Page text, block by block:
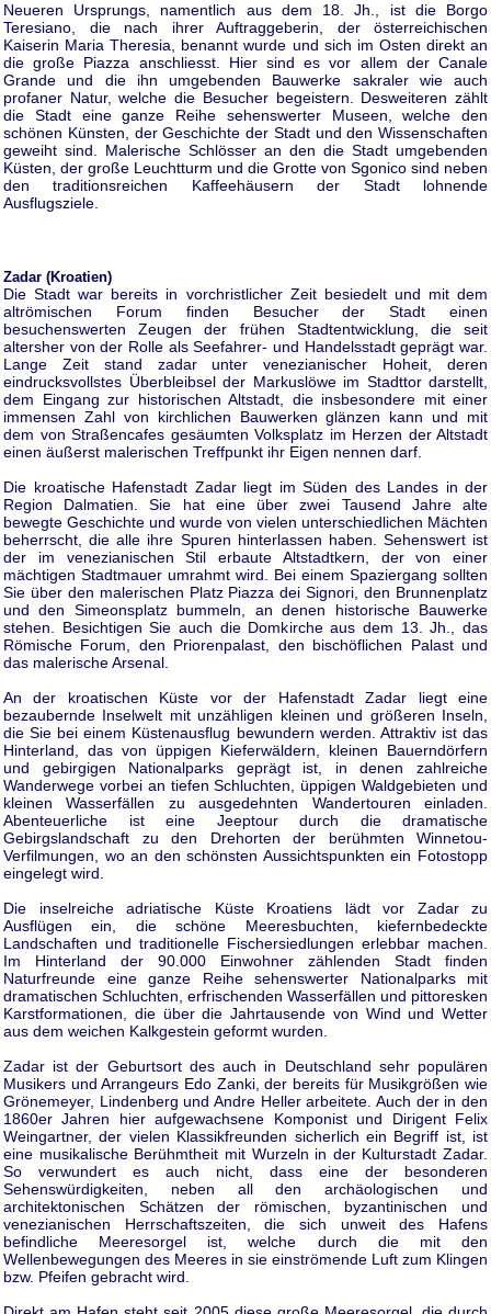
Neueren Ursprungs, namentlich aus dem 18. Jh., ist die Borgo
Teresiano, die nach ihrer Auftraggeberin, der österreichischen
Kaiserin Maria Theresia, benannt wurde und sich im Osten direkt an
die große Piazza anschliesst. Hier sind es vor allem der Canale
Grande und die ihn umgebenden Bauwerke sakraler wie auch
profaner Natur, welche die Besucher begeistern. Desweiteren zählt
die Stadt eine ganze Reihe sehenswerter Museen, welche den
schönen Künsten, der Geschichte der Stadt und den Wissenschaften
geweiht sind. Malerische Schlösser an den die Stadt umgebenden
Küsten, der große Leuchtturm und die Grotte von Sgonico sind neben
den traditionsreichen Kaffeehäusern der Stadt lohnende
Ausflugsziele.
Zadar (Kroatien)
Die Stadt war bereits in vorchristlicher Zeit besiedelt und mit dem
altrömischen Forum finden Besucher der Stadt einen
besuchenswerten Zeugen der frühen Stadtentwicklung, die seit
altersher von der Rolle als Seefahrer- und Handelsstadt geprägt war.
Lange Zeit stand zadar unter venezianischer Hoheit, deren
eindrucksvollstes Überbleibsel der Markuslöwe im Stadttor darstellt,
dem Eingang zur historischen Altstadt, die insbesondere mit einer
immensen Zahl von kirchlichen Bauwerken glänzen kann und mit
dem von Straßencafes gesäumten Volksplatz im Herzen der Altstadt
einen äußerst malerischen Treffpunkt ihr Eigen nennen darf.
Die kroatische Hafenstadt Zadar liegt im Süden des Landes in der
Region Dalmatien. Sie hat eine über zwei Tausend Jahre alte
bewegte Geschichte und wurde von vielen unterschiedlichen Mächten
beherrscht, die alle ihre Spuren hinterlassen haben. Sehenswert ist
der im venezianischen Stil erbaute Altstadtkern, der von einer
mächtigen Stadtmauer umrahmt wird. Bei einem Spaziergang sollten
Sie über den malerischen Platz Piazza dei Signori, den Brunnenplatz
und den Simeonsplatz bummeln, an denen historische Bauwerke
stehen. Besichtigen Sie auch die Domkirche aus dem 13. Jh., das
Römische Forum, den Priorenpalast, den bischöflichen Palast und
das malerische Arsenal.
An der kroatischen Küste vor der Hafenstadt Zadar liegt eine
bezaubernde Inselwelt mit unzähligen kleinen und größeren Inseln,
die Sie bei einem Küstenausflug bewundern werden. Attraktiv ist das
Hinterland, das von üppigen Kieferwäldern, kleinen Bauerndörfern
und gebirgigen Nationalparks geprägt ist, in denen zahlreiche
Wanderwege vorbei an tiefen Schluchten, üppigen Waldgebieten und
kleinen Wasserfällen zu ausgedehnten Wandertouren einladen.
Abenteuerliche ist eine Jeeptour durch die dramatische
Gebirgslandschaft zu den Drehorten der berühmten Winnetou-
Verfilmungen, wo an den schönsten Aussichtspunkten ein Fotostopp
eingelegt wird.
Die inselreiche adriatische Küste Kroatiens lädt vor Zadar zu
Ausflügen ein, die schöne Meeresbuchten, kiefernbedeckte
Landschaften und traditionelle Fischersiedlungen erlebbar machen.
Im Hinterland der 90.000 Einwohner zählenden Stadt finden
Naturfreunde eine ganze Reihe sehenswerter Nationalparks mit
dramatischen Schluchten, erfrischenden Wasserfällen und pittoresken
Karstformationen, die über die Jahrtausende von Wind und Wetter
aus dem weichen Kalkgestein geformt wurden.
Zadar ist der Geburtsort des auch in Deutschland sehr populären
Musikers und Arrangeurs Edo Zanki, der bereits für Musikgrößen wie
Grönemeyer, Lindenberg und Andre Heller arbeitete. Auch der in den
1860er Jahren hier aufgewachsene Komponist und Dirigent Felix
Weingartner, der vielen Klassikfreunden sicherlich ein Begriff ist, ist
eine musikalische Berühmtheit mit Wurzeln in der Kulturstadt Zadar.
So verwundert es auch nicht, dass eine der besonderen
Sehenswürdigkeiten, neben all den archäologischen und
architektonischen Schätzen der römischen, byzantinischen und
venezianischen Herrschaftszeiten, die sich unweit des Hafens
befindliche Meeresorgel ist, welche durch die mit den
Wellenbewegungen des Meeres in sie einströmende Luft zum Klingen
bzw. Pfeifen gebracht wird.